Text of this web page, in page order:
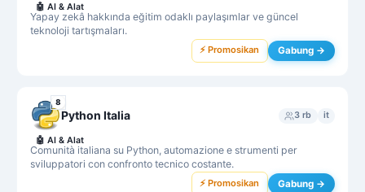
Yapay zekâ hakkında eğitim odaklı paylaşımlar ve güncel
teknoloji tartışmaları.
🤖 AI & Alat
⚡ Promosikan Gabung →
8
Python Italia 3 rb it
Comunità italiana su Python, automazione e strumenti per
sviluppatori con confronto tecnico costante.
🤖 AI & Alat
⚡ Promosikan Gabung →